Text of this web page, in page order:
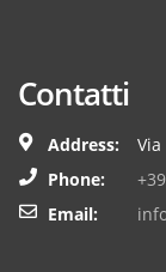
Contatti
Address:
Phone:
Email: